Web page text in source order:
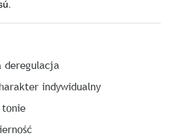
deregulacja
indywidualny
tonie